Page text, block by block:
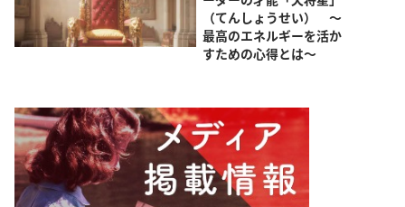
（てんしょうせい） ～
最高のエネルギーを活か
すための心得とは～